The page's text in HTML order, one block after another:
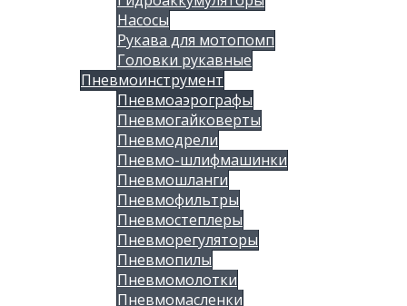
Насосы
Рукава для мотопомп
Головки рукавные
Пневмоинструмент
Пневмоаэрографы
Пневмогайковерты
Пневмодрели
Пневмо-шлифмашинки
Пневмошланги
Пневмофильтры
Пневмостеплеры
Пневморегуляторы
Пневмопилы
Пневмомолотки
Пневмомасленки